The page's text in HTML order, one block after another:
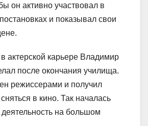
он активно участвовал в
и показывал свои
актерской карьере Владимир
после окончания училища.
режиссерами и получил
в кино. Так началась
деятельность на большом